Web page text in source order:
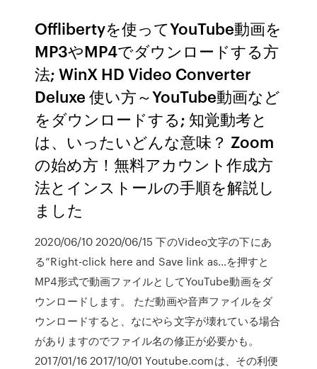
Offlibertyを使ってYouTube動画を
MP3やMP4でダウンロードする方
法; WinX HD Video Converter
Deluxe 使い方～YouTube動画など
をダウンロードする; 知覚動考と
は、いったいどんな意味？ Zoom
の始め方！無料アカウント作成方
法とインストールの手順を解説し
ました
2020/06/10 2020/06/15 下のVideo文字の下にあ
る”Right-click here and Save link as…を押すと
MP4形式で動画ファイルとしてYouTube動画をダ
ウンロードします。 ただ動画や音声ファイルをダ
ウンロードすると、なにやら文字が壊れている場合
がありますのでファイル名の修正が必要かも。
2017/01/16 2017/10/01 Youtube.comは、その利便